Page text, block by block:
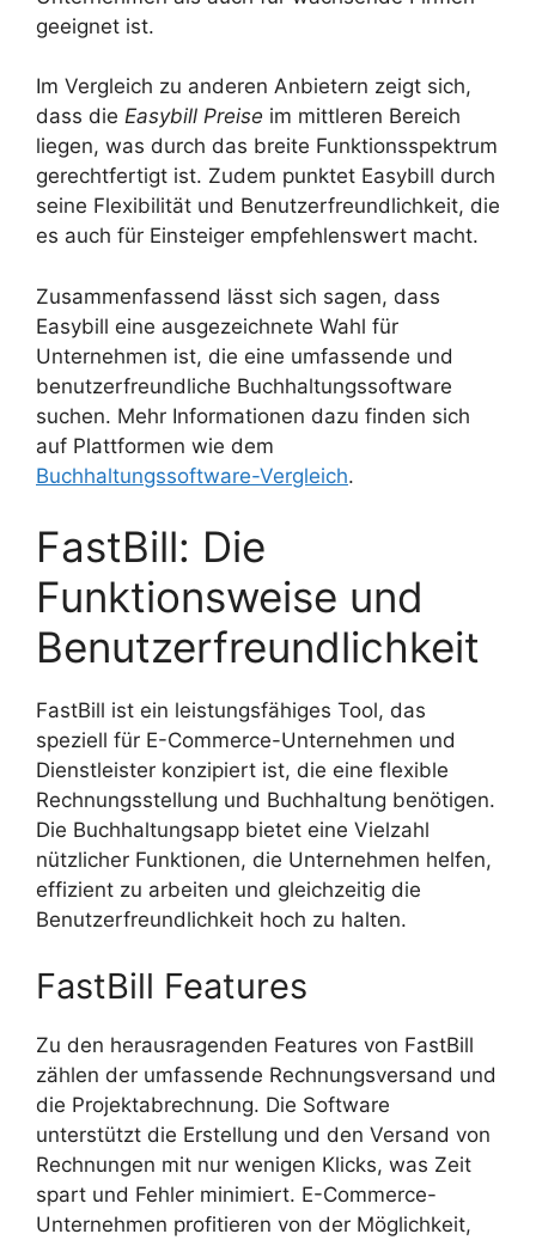
geeignet ist.
Im Vergleich zu anderen Anbietern zeigt sich,
dass die Easybill Preise im mittleren Bereich
liegen, was durch das breite Funktionsspektrum
gerechtfertigt ist. Zudem punktet Easybill durch
seine Flexibilität und Benutzerfreundlichkeit, die
es auch für Einsteiger empfehlenswert macht.
Zusammenfassend lässt sich sagen, dass
Easybill eine ausgezeichnete Wahl für
Unternehmen ist, die eine umfassende und
benutzerfreundliche Buchhaltungssoftware
suchen. Mehr Informationen dazu finden sich
auf Plattformen wie dem
Buchhaltungssoftware-Vergleich.
FastBill: Die
Funktionsweise und
Benutzerfreundlichkeit
FastBill ist ein leistungsfähiges Tool, das
speziell für E-Commerce-Unternehmen und
Dienstleister konzipiert ist, die eine flexible
Rechnungsstellung und Buchhaltung benötigen.
Die Buchhaltungsapp bietet eine Vielzahl
nützlicher Funktionen, die Unternehmen helfen,
effizient zu arbeiten und gleichzeitig die
Benutzerfreundlichkeit hoch zu halten.
FastBill Features
Zu den herausragenden Features von FastBill
zählen der umfassende Rechnungsversand und
die Projektabrechnung. Die Software
unterstützt die Erstellung und den Versand von
Rechnungen mit nur wenigen Klicks, was Zeit
spart und Fehler minimiert. E-Commerce-
Unternehmen profitieren von der Möglichkeit,